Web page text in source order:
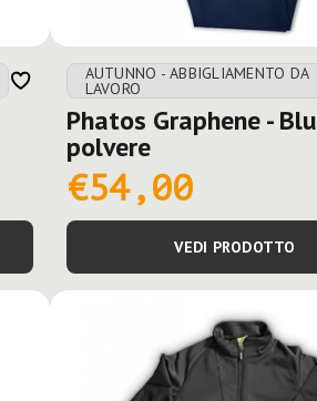
AUTUNNO - ABBIGLIAMENTO DA
LAVORO
Phatos Graphene - Blu
polvere
€54,00
VEDI PRODOTTO